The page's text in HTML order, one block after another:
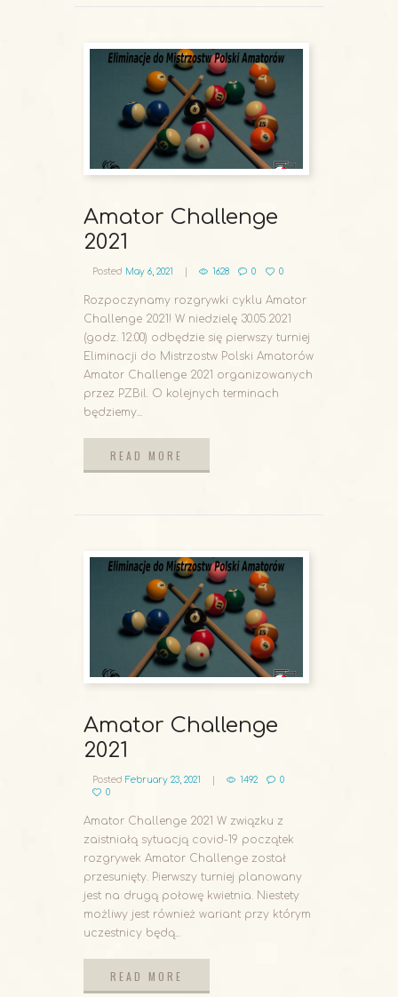
Amator Challenge
2021
Posted May 6, 2021 1628 0 0
Rozpoczynamy rozgrywki cyklu Amator
Challenge 2021! W niedzielę 30.05.2021
(godz. 12:00) odbędzie się pierwszy turniej
Eliminacji do Mistrzostw Polski Amatorów
Amator Challenge 2021 organizowanych
przez PZBil. O kolejnych terminach
będziemy...
READ MORE
Amator Challenge
2021
Posted February 23, 2021 1492
0
0
Amator Challenge 2021 W związku z
zaistniałą sytuacją covid-19 początek
rozgrywek Amator Challenge został
przesunięty. Pierwszy turniej planowany
jest na drugą połowę kwietnia. Niestety
możliwy jest również wariant przy którym
uczestnicy będą...
READ MORE